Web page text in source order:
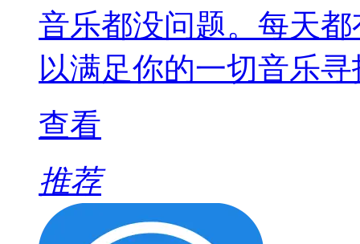
音乐都没问题。每天
以满足你的一切音乐
查看
推荐